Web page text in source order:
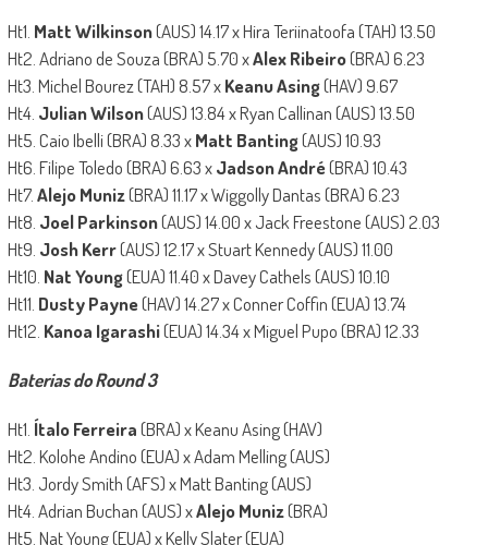
Ht1. Matt Wilkinson(AUS) 14.17 x Hira Teriinatoofa (TAH) 13.50
Ht2. Adriano de Souza (BRA) 5.70 xAlex Ribeiro(BRA) 6.23
Ht3. Michel Bourez (TAH) 8.57 xKeanu Asing(HAV) 9.67
Ht4. Julian Wilson(AUS) 13.84 x Ryan Callinan (AUS) 13.50
Ht5. Caio Ibelli (BRA) 8.33 xMatt Banting(AUS) 10.93
Ht6. Filipe Toledo (BRA) 6.63 xJadson André(BRA) 10.43
Ht7.Alejo Muniz(BRA) 11.17 x Wiggolly Dantas (BRA) 6.23
Ht8. Joel Parkinson(AUS) 14.00 x Jack Freestone (AUS) 2.03
Ht9. Josh Kerr(AUS) 12.17 x Stuart Kennedy (AUS) 11.00
Ht10. Nat Young(EUA) 11.40 x Davey Cathels (AUS) 10.10
Ht11. Dusty Payne(HAV) 14.27 x Conner Coffin (EUA) 13.74
Ht12. Kanoa Igarashi(EUA) 14.34 x Miguel Pupo (BRA) 12.33
Baterias do Round 3
Ht1. Ítalo Ferreira(BRA) x Keanu Asing (HAV)
Ht2. Kolohe Andino (EUA) x Adam Melling (AUS)
Ht3. Jordy Smith (AFS) x Matt Banting (AUS)
Ht4. Adrian Buchan (AUS) xAlejo Muniz(BRA)
Ht5. Nat Young (EUA) x Kelly Slater (EUA)